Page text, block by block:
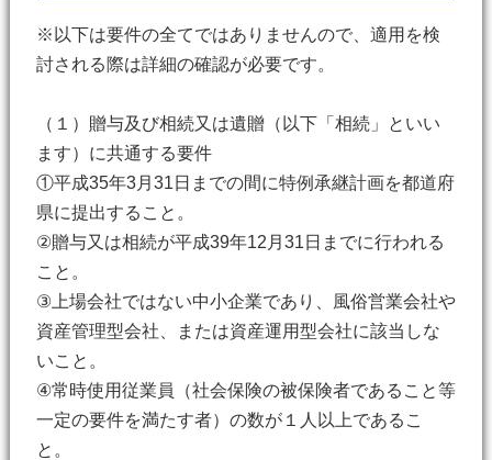
※以下は要件の全てではありませんので、適用を検
討される際は詳細の確認が必要です。
（１）贈与及び相続又は遺贈（以下「相続」といい
ます）に共通する要件
①平成35年3月31日までの間に特例承継計画を都道府
県に提出すること。
②贈与又は相続が平成39年12月31日までに行われる
こと。
③上場会社ではない中小企業であり、風俗営業会社や
資産管理型会社、または資産運用型会社に該当しな
いこと。
④常時使用従業員（社会保険の被保険者であること等
一定の要件を満たす者）の数が１人以上であるこ
と。